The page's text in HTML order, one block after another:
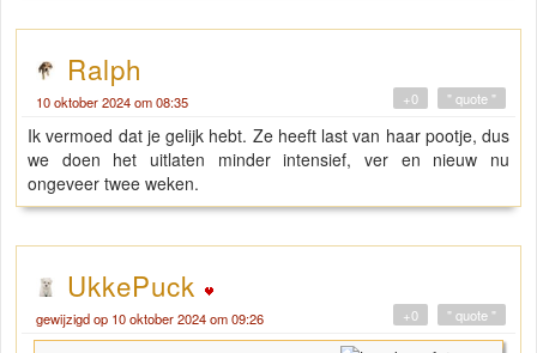
Ralph
10 oktober 2024 om 08:35 " quote "
+0
Ik vermoed dat je gelijk hebt. Ze heeft last van haar pootje, dus
we doen het uitlaten minder intensief, ver en nieuw nu
ongeveer twee weken.
UkkePuck
gewijzigd op 10 oktober 2024 om 09:26 " quote "
+0